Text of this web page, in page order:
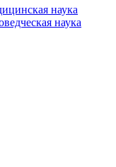
наука
наука